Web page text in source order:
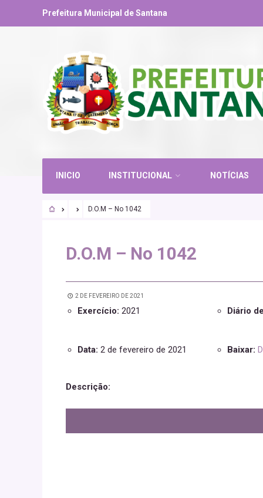
Prefeitura Municipal de Santana
INICIO INSTITUCIONAL NOTÍCIAS
D.O.M – No 1042
D.O.M – No 1042
2 DE FEVEREIRO DE 2021
Exercício: 2021 Diário
Data: 2 de fevereiro de 2021 Baixar:
Descrição: